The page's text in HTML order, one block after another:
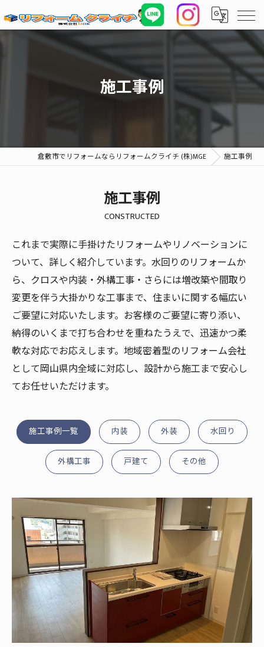
施工事例
倉敷市でリフォームならリフォームクライチ (株)MGE 施工事例
施工事例
CONSTRUCTED
これまで実際に手掛けたリフォームやリノベーションに
ついて、詳しく紹介しています。水回りのリフォームか
ら、クロスや内装・外構工事・さらには増改築や間取り
変更を伴う大掛かりな工事まで、住まいに関する幅広い
ご要望に対応いたします。お客様のご要望に寄り添い、
納得のいくまで打ち合わせを重ねたうえで、迅速かつ柔
軟な対応でお応えします。地域密着型のリフォーム会社
として岡山県内全域に対応し、設計から施工まで安心し
てお任せいただけます。
施工事例一覧 内装 外装 水回り
外構工事 戸建て その他